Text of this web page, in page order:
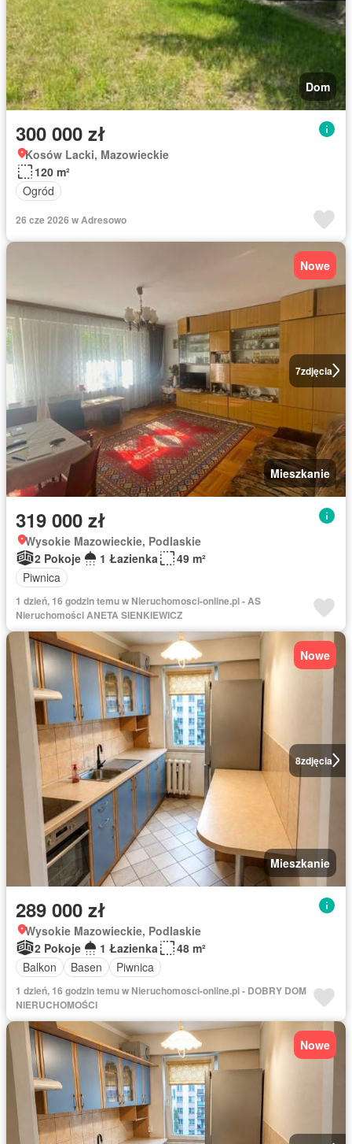
Dom
300 000 zł
Kosów Lacki, Mazowieckie
120 m²
Ogród
26 cze 2026 w Adresowo
7zdjęcia
Nowe
Mieszkanie
319 000 zł
Wysokie Mazowieckie, Podlaskie
2 Pokoje
1 Łazienka
49 m²
Piwnica
1 dzień, 16 godzin temu w Nieruchomosci-online.pl - AS
Nieruchomości ANETA SIENKIEWICZ
8zdjęcia
Nowe
Mieszkanie
289 000 zł
Wysokie Mazowieckie, Podlaskie
2 Pokoje
1 Łazienka
48 m²
Balkon
Basen Piwnica
1 dzień, 16 godzin temu w Nieruchomosci-online.pl - DOBRY DOM
NIERUCHOMOŚCI
Nowe